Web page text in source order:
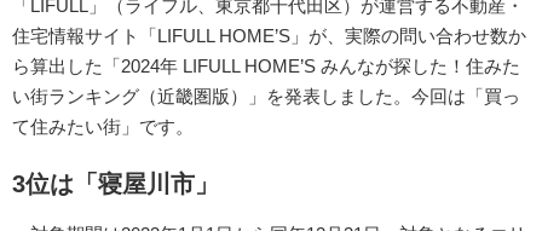
「LIFULL」（ライフル、東京都千代田区）が運営する不動産・
住宅情報サイト「LIFULL HOME’S」が、実際の問い合わせ数か
ら算出した「2024年 LIFULL HOME’S みんなが探した！住みた
い街ランキング（近畿圏版）」を発表しました。今回は「買っ
て住みたい街」です。
3位は「寝屋川市」